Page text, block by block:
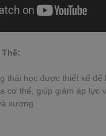
thái học được thiết kế
cơ thể, giúp giảm áp lực
xương.